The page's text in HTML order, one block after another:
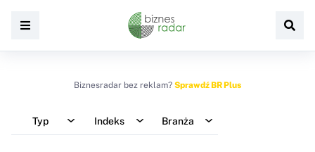
Biznesradar bez reklam? Sprawdź BR Plus
Typ Indeks Branża